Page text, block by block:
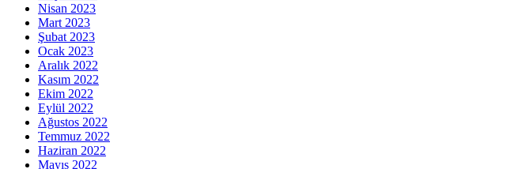
Nisan 2023
Mart 2023
Şubat 2023
Ocak 2023
Aralık 2022
Kasım 2022
Ekim 2022
Eylül 2022
Ağustos 2022
Temmuz 2022
Haziran 2022
Mayıs 2022